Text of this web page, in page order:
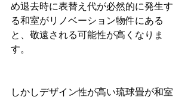
め退去時に表替え代が必然的に発生す
る和室がリノベーション物件にある
と、敬遠される可能性が高くなりま
す。
しかしデザイン性が高い琉球畳が和室